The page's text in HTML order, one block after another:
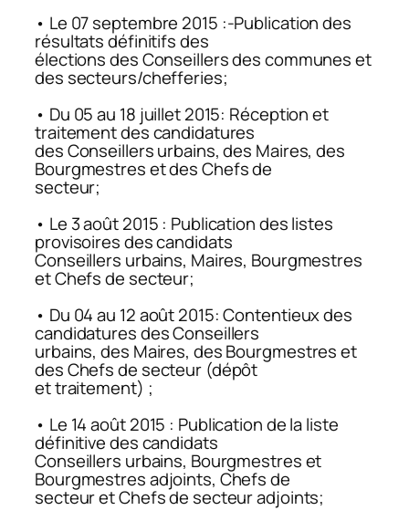
• Le 07 septembre 2015 :-Publication des
résultats définitifs des
élections des Conseillers des communes et
des secteurs/chefferies;
• Du 05 au 18 juillet 2015: Réception et
traitement des candidatures
des Conseillers urbains, des Maires, des
Bourgmestres et des Chefs de
secteur;
• Le 3 août 2015 : Publication des listes
provisoires des candidats
Conseillers urbains, Maires, Bourgmestres
et Chefs de secteur;
• Du 04 au 12 août 2015: Contentieux des
candidatures des Conseillers
urbains, des Maires, des Bourgmestres et
des Chefs de secteur (dépôt
et traitement) ;
• Le 14 août 2015 : Publication de la liste
définitive des candidats
Conseillers urbains, Bourgmestres et
Bourgmestres adjoints, Chefs de
secteur et Chefs de secteur adjoints;